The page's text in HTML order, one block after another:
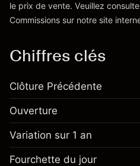
Vers la plateforme
le prix de vente. Veuillez
Commissions sur notre site
Chiffres clés
Clôture Précédente
Ouverture
Variation sur 1 an
Fourchette du jour